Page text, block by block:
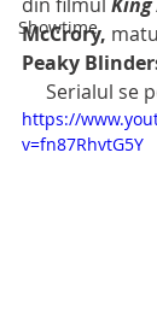
Showtime
McCrory,
Peaky
Serialul
https://
v=fn87RhvtG5Y